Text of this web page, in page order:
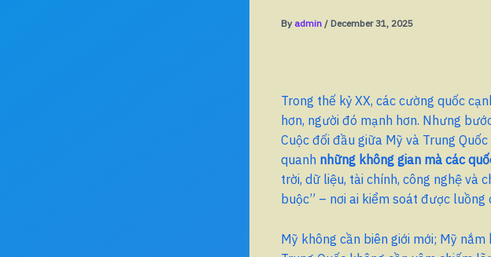
By admin / December 31, 2025
Trong thế kỷ XX, các cường quốc
hơn, người đó mạnh hơn. Nhưng
Cuộc đối đầu giữa Mỹ và Trung
quanh những không gian mà các
trời, dữ liệu, tài chính, công nghệ và
buộc” – nơi ai kiểm soát được luồng
Mỹ không cần biên giới mới; Mỹ nắm